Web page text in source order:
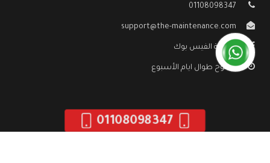
01108098347
support@the-maintenance.com
صفحة الفيس بوك
مفتوح طوال ايام الأسبوع
01108098347